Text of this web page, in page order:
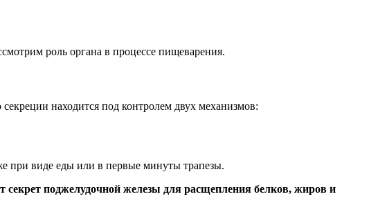
роль органа в процессе пищеварения.
находится под контролем двух механизмов:
при виде еды или в первые минуты трапезы.
секрет поджелудочной железы для расщепления белков, жиров и